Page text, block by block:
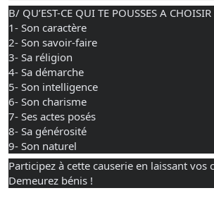
B/ QU’EST-CE QUI TE POUSSES A
1- Son caractère
2- Son savoir-faire
3- Sa réligion
4- Sa démarche
5- Son intelligence
6- Son charisme
7- Ses actes posés
8- Sa générosité
9- Son naturel
Participez à cette causerie en laissant vos
Demeurez bénis !